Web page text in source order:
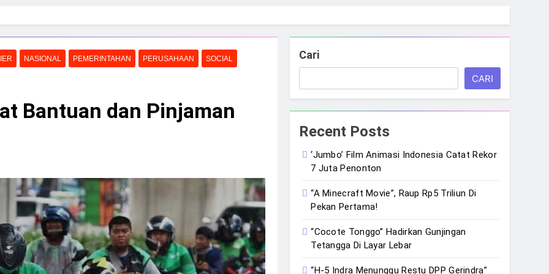
NASIONAL PEMERINTAHAN PERUSAHAAN SOCIAL
Bantuan dan Pinjaman
Cari
CARI
Recent Posts
‘Jumbo’ Film Animasi Indonesia Catat Rekor
7 Juta Penonton
“A Minecraft Movie”, Raup Rp5 Triliun Di
Pekan Pertama!
“Cocote Tonggo” Hadirkan Gunjingan
Tetangga Di Layar Lebar
“H-5 Indra Menunggu Restu DPP Gerindra”